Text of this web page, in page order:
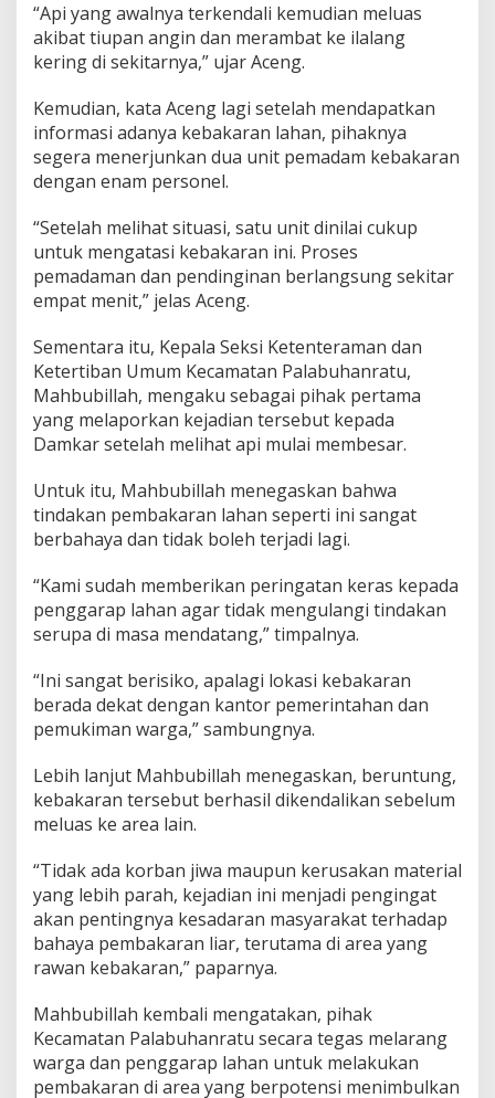
a
r
I
n
a
t
k
a
n
a
h
a
y
a
e
m
b
a
k
a
a
n
L
i
r
“Api yang awalnya terkendali kemudian meluas
akibat tiupan angin dan merambat ke ilalang
kering di sekitarnya,” ujar Aceng.
Kemudian, kata Aceng lagi setelah mendapatkan
informasi adanya kebakaran lahan, pihaknya
segera menerjunkan dua unit pemadam kebakaran
dengan enam personel.
“Setelah melihat situasi, satu unit dinilai cukup
untuk mengatasi kebakaran ini. Proses
pemadaman dan pendinginan berlangsung sekitar
empat menit,” jelas Aceng.
Sementara itu, Kepala Seksi Ketenteraman dan
Ketertiban Umum Kecamatan Palabuhanratu,
Mahbubillah, mengaku sebagai pihak pertama
yang melaporkan kejadian tersebut kepada
Damkar setelah melihat api mulai membesar.
Untuk itu, Mahbubillah menegaskan bahwa
tindakan pembakaran lahan seperti ini sangat
berbahaya dan tidak boleh terjadi lagi.
“Kami sudah memberikan peringatan keras kepada
penggarap lahan agar tidak mengulangi tindakan
serupa di masa mendatang,” timpalnya.
“Ini sangat berisiko, apalagi lokasi kebakaran
berada dekat dengan kantor pemerintahan dan
pemukiman warga,” sambungnya.
Lebih lanjut Mahbubillah menegaskan, beruntung,
kebakaran tersebut berhasil dikendalikan sebelum
meluas ke area lain.
“Tidak ada korban jiwa maupun kerusakan material
yang lebih parah, kejadian ini menjadi pengingat
akan pentingnya kesadaran masyarakat terhadap
bahaya pembakaran liar, terutama di area yang
rawan kebakaran,” paparnya.
Mahbubillah kembali mengatakan, pihak
Kecamatan Palabuhanratu secara tegas melarang
warga dan penggarap lahan untuk melakukan
pembakaran di area yang berpotensi menimbulkan